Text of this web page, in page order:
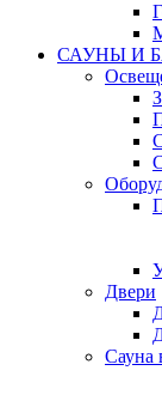
САУНЫ И
Двери
Сауна